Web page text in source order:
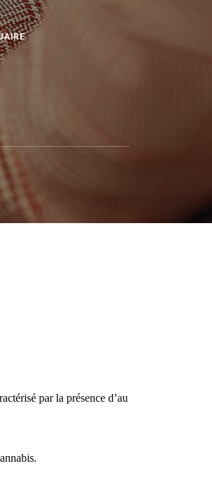
par la présence d’au